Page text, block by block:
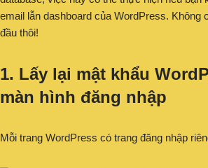
email lẫn dashboard của WordPress. Không
đầu thôi!
1. Lấy lại mật khẩu
màn hình đăng nhập
Mỗi trang WordPress có trang đăng nhập